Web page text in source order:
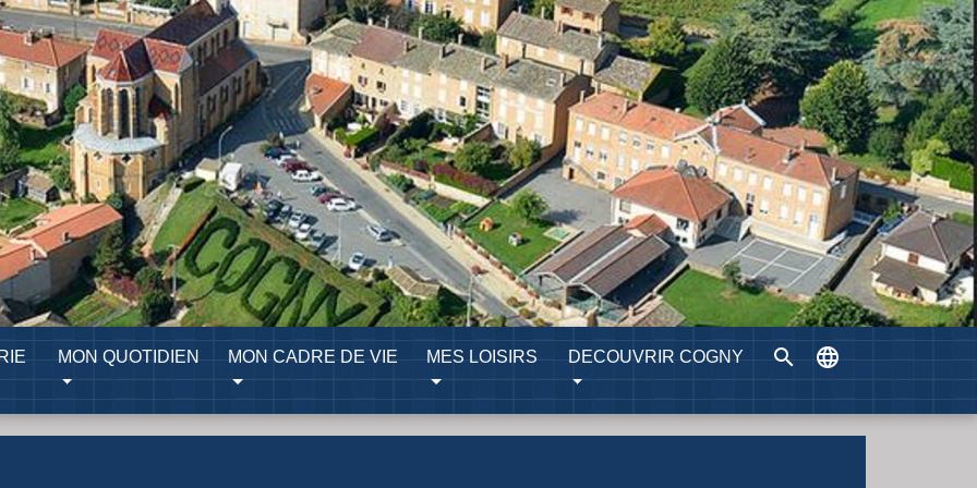
MON QUOTIDIEN MON CADRE DE VIE MES LOISIRS DECOUVRIR COGNY search language